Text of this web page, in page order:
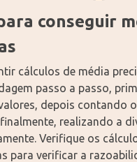
conseguir
cálculos de média
passo a passo,
depois contando
realizando a
Verifique os
para verificar a